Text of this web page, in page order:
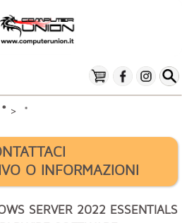
* > *
O INFORMAZIONI
SERVER 2022 ESSENTIALS